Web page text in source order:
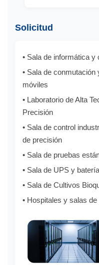
Solicitud
• Sala de informática
• Sala de
móviles
• Laboratorio de Alta
Precisión
• Sala de control
de precisión
• Sala de pruebas
• Sala de UPS y
• Sala de Cultivos
• Hospitales y salas